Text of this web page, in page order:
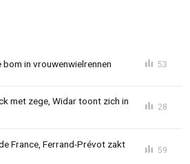
in vrouwenwielrennen 53
met zege, Widar toont zich in
28
France, Ferrand-Prévot zakt
59